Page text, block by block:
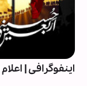
اینفوگرافی |